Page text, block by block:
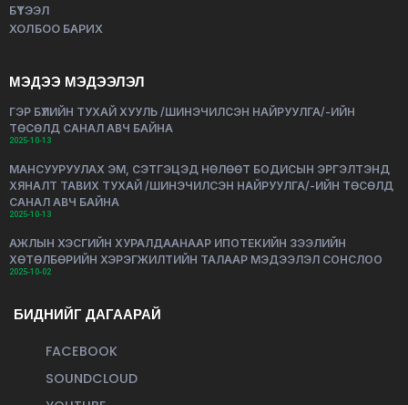
БҮТЭЭЛ
ХОЛБОО БАРИХ
МЭДЭЭ МЭДЭЭЛЭЛ
ГЭР БҮЛИЙН ТУХАЙ ХУУЛЬ /ШИНЭЧИЛСЭН НАЙРУУЛГА/-ИЙН
ТӨСӨЛД САНАЛ АВЧ БАЙНА
2025-10-13
МАНСУУРУУЛАХ ЭМ, СЭТГЭЦЭД НӨЛӨӨТ БОДИСЫН ЭРГЭЛТЭНД
ХЯНАЛТ ТАВИХ ТУХАЙ /ШИНЭЧИЛСЭН НАЙРУУЛГА/-ИЙН ТӨСӨЛД
САНАЛ АВЧ БАЙНА
2025-10-13
АЖЛЫН ХЭСГИЙН ХУРАЛДААНААР ИПОТЕКИЙН ЗЭЭЛИЙН
ХӨТӨЛБӨРИЙН ХЭРЭГЖИЛТИЙН ТАЛААР МЭДЭЭЛЭЛ СОНСЛОО
2025-10-02
БИДНИЙГ ДАГААРАЙ
FACEBOOK
SOUNDCLOUD